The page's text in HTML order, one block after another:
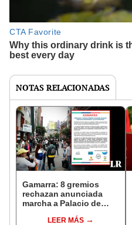
NOTAS RELACIONADAS
Gamarra: 8 gremios
rechazan anunciada
marcha a Palacio de
setiembreLEER MÁS